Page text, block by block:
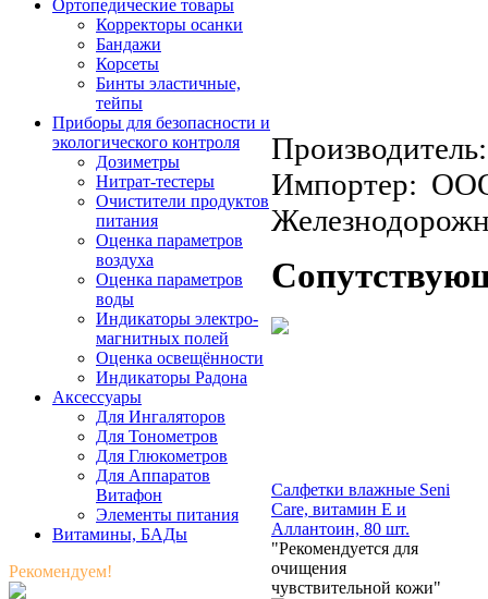
Ортопедические товары
Корректоры осанки
Бандажи
Корсеты
Бинты эластичные,
тейпы
Приборы для безопасности и
экологического контроля
Дозиметры
Нитрат-тестеры
Очистители продуктов
питания
Оценка параметров
воздуха
Оценка параметров
воды
Индикаторы электро-
магнитных полей
Оценка освещённости
Индикаторы Радона
Аксессуары
Для Ингаляторов
Для Тонометров
Для Глюкометров
Для Аппаратов
Витафон
Элементы питания
Витамины, БАДы
Рекомендуем!
Импортер:
Салфетки влажные Seni
Care, витамин Е и
Аллантоин, 80 шт.
"Рекомендуется для
очищения
чувствительной кожи"